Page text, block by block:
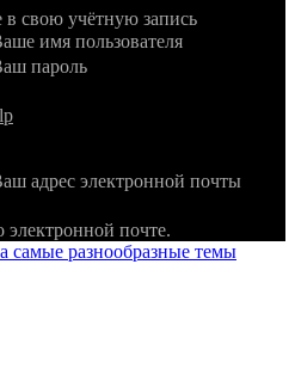
свою учётную запись
имя пользователя
пароль
адрес электронной почты
почте.
разнообразные темы